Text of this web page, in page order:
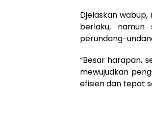
Djelaskan
berlaku,
perundang-
“Besar harapan,
mewujudkan
efisien dan tepat